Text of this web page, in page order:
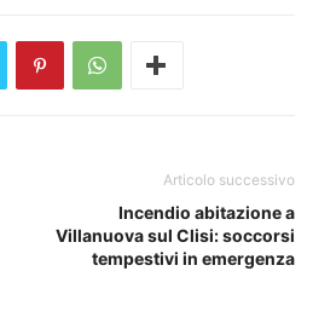
Articolo successivo
Incendio abitazione a
Villanuova sul Clisi: soccorsi
tempestivi in emergenza